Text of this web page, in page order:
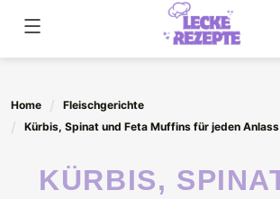
content
Home
Fleischgerichte
Kürbis, Spinat und Feta Muffins für jeden Anlass
KÜRBIS, SPINAT UND